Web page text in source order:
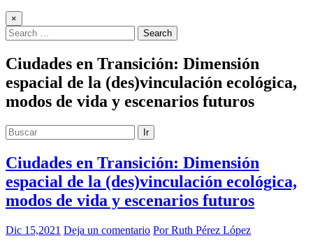
×
Ciudades en Transición: Dimensión
espacial de la (des)vinculación ecológica,
modos de vida y escenarios futuros
Ir
Ciudades en Transición: Dimensión
espacial de la (des)vinculación ecológica,
modos de vida y escenarios futuros
Dic 15,2021 Deja un comentario Por Ruth Pérez López